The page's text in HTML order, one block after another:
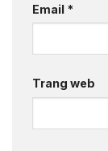
Email *
Trang web